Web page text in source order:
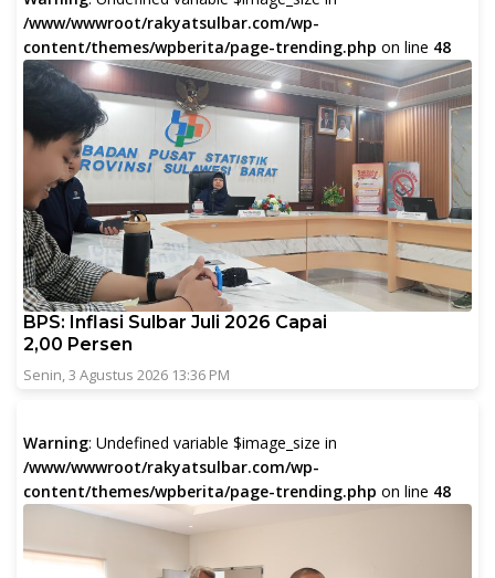
/www/wwwroot/rakyatsulbar.com/wp-
content/themes/wpberita/page-trending.php on line 48
BPS: Inflasi Sulbar Juli 2026 Capai
2,00 Persen
Senin, 3 Agustus 2026 13:36 PM
Warning: Undefined variable $image_size in
/www/wwwroot/rakyatsulbar.com/wp-
content/themes/wpberita/page-trending.php on line 48